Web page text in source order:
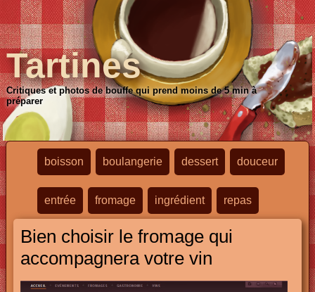
Tartines
Critiques et photos de bouffe qui prend moins de 5 min à
préparer
boisson boulangerie dessert douceur
entrée fromage ingrédient repas
Bien choisir le fromage qui
accompagnera votre vin